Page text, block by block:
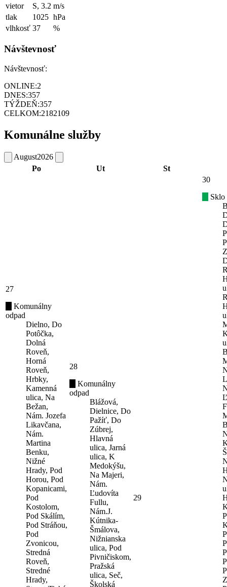
vietor
S, 3.2 m/s
tlak
1025 hPa
vlhkosť 37 %
Návštevnosť
Návštevnosť:
ONLINE:2
DNES:357
TÝŽDEŇ:357
CELKOM:2182109
Komunálne služby
August2026
Po
Ut St
27
Komunálny
odpad
Dielno, Do
Potôčka,
Dolná
Roveň,
Horná
Roveň,
Hrbky,
Kamenná
ulica, Na
Bežan,
Nám. Jozefa
Likavčana,
Nám.
Martina
Benku,
Nižné
Hrady, Pod
Horou, Pod
Kopanicami,
Pod
Kostolom,
Pod Skálím,
Pod Stráňou,
Pod
Zvonicou,
Stredná
Roveň,
Stredné
Hrady,
28
Komunálny
odpad
Blážová,
Dielnice, Do
Pažíť, Do
Zúbrej,
Hlavná
ulica, Jarná
ulica, K
Medokýšu,
Na Majeri,
Nám.
Ľudovíta
Fullu,
Nám.J.
Kútnika-
Šmálova,
Nižnianska
ulica, Pod
Pivničiskom,
Pražská
ulica, Seč,
Školská
29
30
Sklo